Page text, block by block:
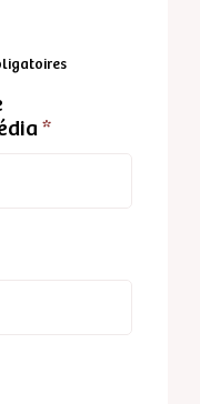
*